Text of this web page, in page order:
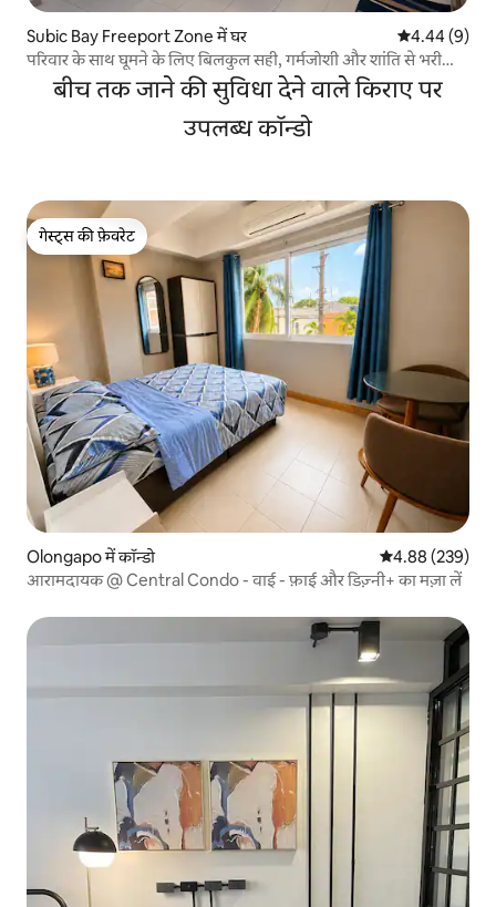
Subic Bay Freeport Zone में घर औसत रेटिंग 5 में
4.44 (9)
परिवार के साथ घूमने के लिए बिलकुल सही, गर्मजोशी और शांति से भरी
जगहबीच तक जाने की सुविधा देने वाले किराए पर
उपलब्ध कॉन्डो
गेस्ट्स की फ़ेवरेट
गेस्ट्स की फ़ेवरेट
Olongapo में कॉन्डो औसत रेटिंग 5 में से
4.88 (239)
आरामदायक @ Central Condo - वाई - फ़ाई और डिज़्नी+ का मज़ा लें